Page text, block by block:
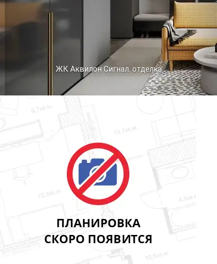
ЖК Аквилон Сигнал. отделка